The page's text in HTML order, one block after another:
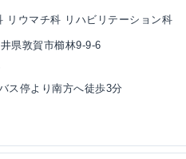
リウマチ科 リハビリテーション科
県敦賀市櫛林9-9-6
ス停より南方へ徒歩3分